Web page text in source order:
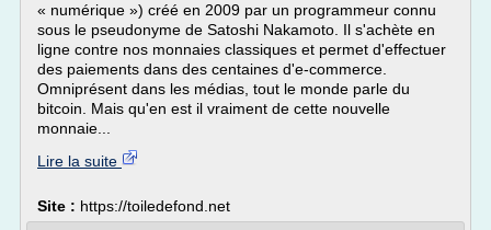
« numérique ») créé en 2009 par un programmeur connu
sous le pseudonyme de Satoshi Nakamoto. Il s'achète en
ligne contre nos monnaies classiques et permet d'effectuer
des paiements dans des centaines d'e-commerce.
Omniprésent dans les médias, tout le monde parle du
bitcoin. Mais qu'en est il vraiment de cette nouvelle
monnaie...
Lire la suite
Site : https://toiledefond.net